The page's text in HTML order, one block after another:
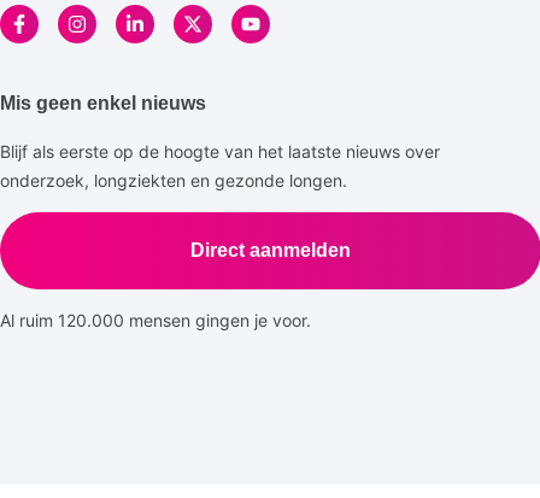
Mis geen enkel nieuws
Blijf als eerste op de hoogte van het laatste nieuws over
onderzoek, longziekten en gezonde longen.
Direct aanmelden
Al ruim 120.000 mensen gingen je voor.